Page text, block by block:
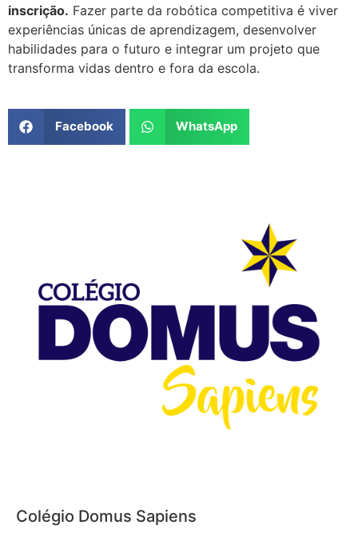
inscrição. Fazer parte da robótica competitiva é viver
experiências únicas de aprendizagem, desenvolver
habilidades para o futuro e integrar um projeto que
transforma vidas dentro e fora da escola.
Facebook WhatsApp
Colégio Domus Sapiens